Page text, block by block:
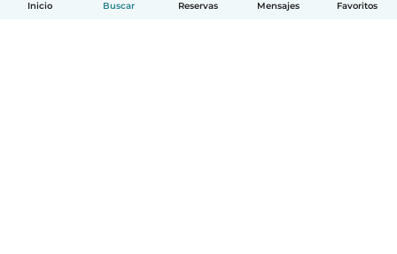
Inicio Buscar Reservas Mensajes Favoritos